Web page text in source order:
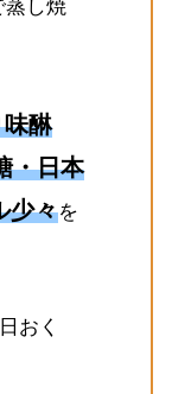
蒸し焼
醂
・日本
少々を
おく